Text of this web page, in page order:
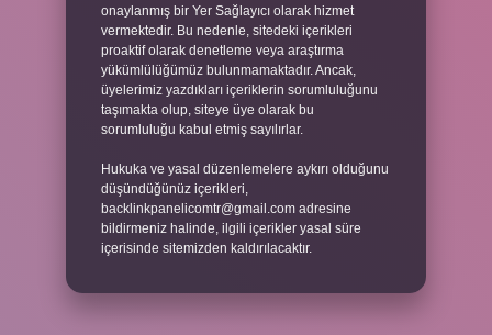
onaylanmış bir Yer Sağlayıcı olarak hizmet
vermektedir. Bu nedenle, sitedeki içerikleri
proaktif olarak denetleme veya araştırma
yükümlülüğümüz bulunmamaktadır. Ancak,
üyelerimiz yazdıkları içeriklerin sorumluluğunu
taşımakta olup, siteye üye olarak bu
sorumluluğu kabul etmiş sayılırlar.
Hukuka ve yasal düzenlemelere aykırı olduğunu
düşündüğünüz içerikleri,
backlinkpanelicomtr@gmail.com adresine
bildirmeniz halinde, ilgili içerikler yasal süre
içerisinde sitemizden kaldırılacaktır.